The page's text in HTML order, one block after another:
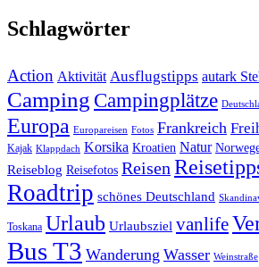
Schlagwörter
Action Aktivität Ausflugstipps autark
Camping Campingplätze
Europa Europareisen Fotos Frankreich
Kajak Klappdach Korsika Kroatien Natur
Reiseblog Reisefotos Reisen
Roadtrip schönes Deutschland
Toskana Urlaub Urlaubsziel vanlife
Bus T3 Wanderung Wasser Weinstraße